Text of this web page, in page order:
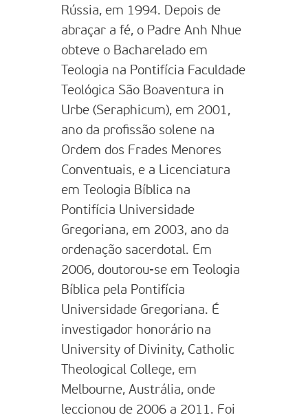
Rússia, em 1994. Depois de
abraçar a fé, o Padre Anh Nhue
obteve o Bacharelado em
Teologia na Pontifícia Faculdade
Teológica São Boaventura in
Urbe (Seraphicum), em 2001,
ano da profissão solene na
Ordem dos Frades Menores
Conventuais, e a Licenciatura
em Teologia Bíblica na
Pontifícia Universidade
Gregoriana, em 2003, ano da
ordenação sacerdotal. Em
2006, doutorou-se em Teologia
Bíblica pela Pontifícia
Universidade Gregoriana. É
investigador honorário na
University of Divinity, Catholic
Theological College, em
Melbourne, Austrália, onde
leccionou de 2006 a 2011. Foi